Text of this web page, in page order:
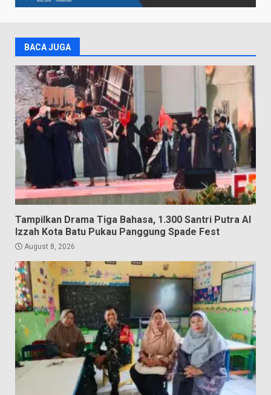
BACA JUGA
Tampilkan Drama Tiga Bahasa, 1.300 Santri Putra Al
Izzah Kota Batu Pukau Panggung Spade Fest
August 8, 2026